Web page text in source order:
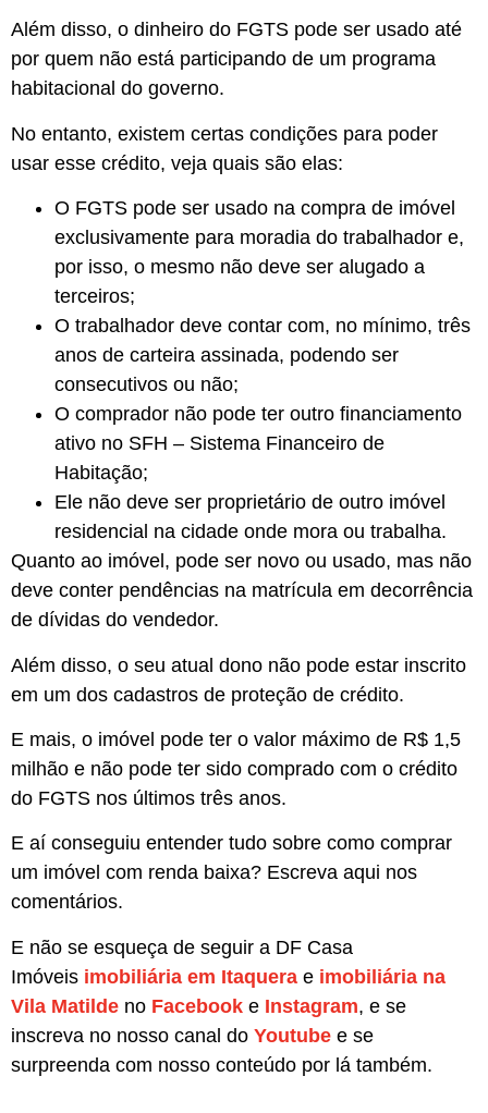
Além disso, o dinheiro do FGTS pode ser usado até
por quem não está participando de um programa
habitacional do governo.
No entanto, existem certas condições para poder
usar esse crédito, veja quais são elas:
O FGTS pode ser usado na compra de imóvel
exclusivamente para moradia do trabalhador e,
por isso, o mesmo não deve ser alugado a
terceiros;
O trabalhador deve contar com, no mínimo, três
anos de carteira assinada, podendo ser
consecutivos ou não;
O comprador não pode ter outro financiamento
ativo no SFH – Sistema Financeiro de
Habitação;
Ele não deve ser proprietário de outro imóvel
residencial na cidade onde mora ou trabalha.
Quanto ao imóvel, pode ser novo ou usado, mas não
deve conter pendências na matrícula em decorrência
de dívidas do vendedor.
Além disso, o seu atual dono não pode estar inscrito
em um dos cadastros de proteção de crédito.
E mais, o imóvel pode ter o valor máximo de R$ 1,5
milhão e não pode ter sido comprado com o crédito
do FGTS nos últimos três anos.
E aí conseguiu entender tudo sobre como comprar
um imóvel com renda baixa? Escreva aqui nos
comentários.
E não se esqueça de seguir a DF Casa
Imóveis imobiliária em Itaquera e imobiliária na
Vila Matilde no Facebook e Instagram, e se
inscreva no nosso canal do Youtube e se
surpreenda com nosso conteúdo por lá também.